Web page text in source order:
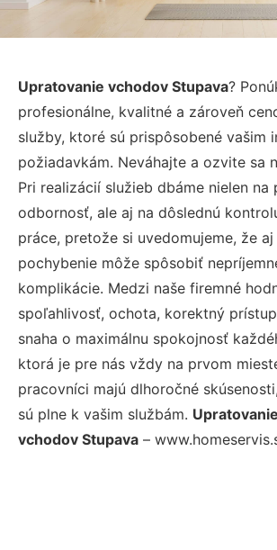
Upratovanie vchodov Stupava?
profesionálne, kvalitné a zároveň
služby, ktoré sú prispôsobené vašim
požiadavkám. Neváhajte a ozvite sa
Pri realizácií služieb dbáme nielen na
odbornosť, ale aj na dôslednú
práce, pretože si uvedomujeme, že aj
pochybenie môže spôsobiť
komplikácie. Medzi naše firemné
spoľahlivosť, ochota, korektný
snaha o maximálnu spokojnosť
ktorá je pre nás vždy na prvom
pracovníci majú dlhoročné
sú plne k vašim službám.
vchodov Stupava –